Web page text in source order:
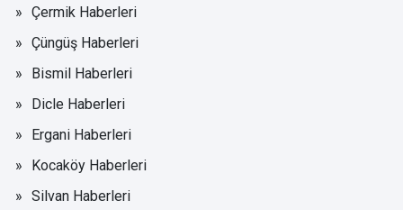
Çermik Haberleri
Çüngüş Haberleri
Bismil Haberleri
Dicle Haberleri
Ergani Haberleri
Kocaköy Haberleri
Silvan Haberleri